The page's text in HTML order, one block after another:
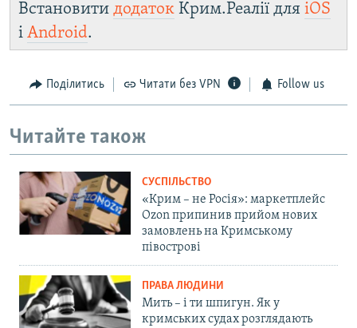
Встановити додаток Крим.Реалії для iOS
і Android.
Поділитись Читати без VPN Follow us
Читайте також
СУСПІЛЬСТВО
«Крим – не Росія»: маркетплейс
Ozon припинив прийом нових
замовлень на Кримському
півострові
ПРАВА ЛЮДИНИ
Мить – і ти шпигун. Як у
кримських судах розглядають